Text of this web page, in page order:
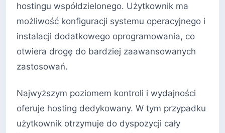
hostingu współdzielonego. Użytkownik ma
możliwość konfiguracji systemu operacyjnego i
instalacji dodatkowego oprogramowania, co
otwiera drogę do bardziej zaawansowanych
zastosowań.
Najwyższym poziomem kontroli i wydajności
oferuje hosting dedykowany. W tym przypadku
użytkownik otrzymuje do dyspozycji cały